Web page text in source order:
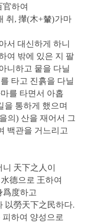
하여
취, 攆(木+輦)가마
서 대신하게 하니
여 밖에 있은 지 팔
니하고 뭍을 다닐
타고 진흙을 다닐
를 타면서 아홉
을 통하게 했으며
의) 산을 재어서 그
백관을 거느리고
天下之人이
德으로 王하여
爲度하고
以勞天下之民하다.
하여 양성으로